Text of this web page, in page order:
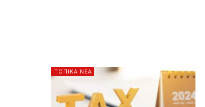
ΤΟΠΙΚΑ ΝΕΑ